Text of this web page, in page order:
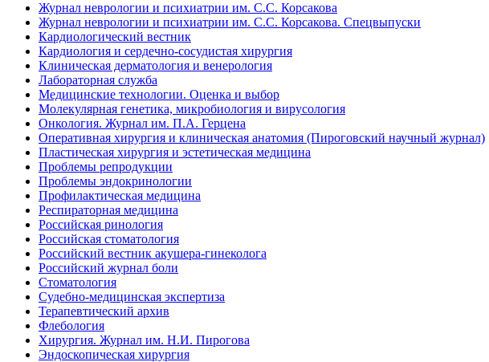
Журнал неврологии и психиатрии им. С.С. Корсакова
Журнал неврологии и психиатрии им. С.С. Корсакова. Спецвыпуски
Кардиологический вестник
Кардиология и сердечно-сосудистая хирургия
Клиническая дерматология и венерология
Лабораторная служба
Медицинские технологии. Оценка и выбор
Молекулярная генетика, микробиология и вирусология
Онкология. Журнал им. П.А. Герцена
Оперативная хирургия и клиническая анатомия (Пироговский научный журнал)
Пластическая хирургия и эстетическая медицина
Проблемы репродукции
Проблемы эндокринологии
Профилактическая медицина
Респираторная медицина
Российская ринология
Российская стоматология
Российский вестник акушера-гинеколога
Российский журнал боли
Стоматология
Судебно-медицинская экспертиза
Терапевтический архив
Флебология
Хирургия. Журнал им. Н.И. Пирогова
Эндоскопическая хирургия